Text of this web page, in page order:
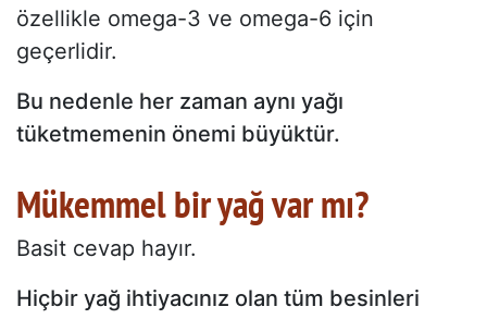
özellikle omega-3 ve omega-6 için
geçerlidir.
Bu nedenle her zaman aynı yağı
tüketmemenin önemi büyüktür.
Mükemmel bir yağ var mı?
Basit cevap hayır.
Hiçbir yağ ihtiyacınız olan tüm besinleri